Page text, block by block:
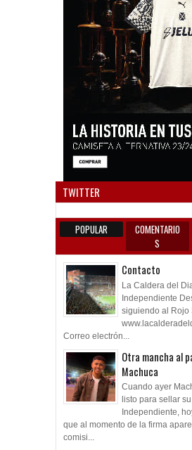
TWITTER
POPULAR
COMENTARIO
S
Contacto
La Caldera del
Independiente
siguiendo al Rojo
Correo electrón...
Otra mancha al
Machuca
Cuando ayer
listo para sellar
Independiente,
que al momento de la firma
comisi...